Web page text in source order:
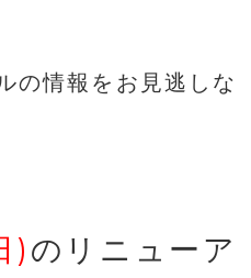
の情報をお見逃しな
) のリニューア